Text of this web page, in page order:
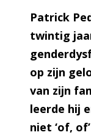
Patrick
twintig
op zijn
van zijn
leerde hij
niet ‘of,